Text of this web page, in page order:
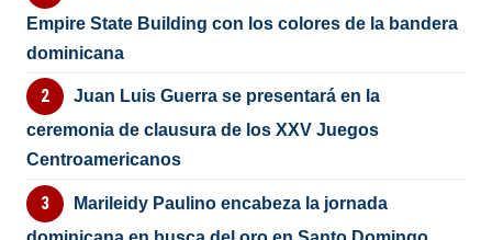
Empire State Building con los colores de la bandera
dominicana
Juan Luis Guerra se presentará en la
ceremonia de clausura de los XXV Juegos
Centroamericanos
Marileidy Paulino encabeza la jornada